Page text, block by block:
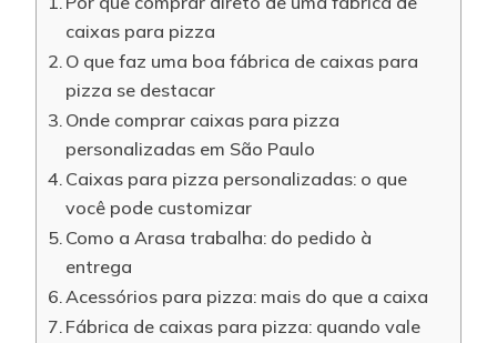
caixas para pizza
O que faz uma boa fábrica de caixas para
pizza se destacar
Onde comprar caixas para pizza
personalizadas em São Paulo
Caixas para pizza personalizadas: o que
você pode customizar
Como a Arasa trabalha: do pedido à
entrega
Acessórios para pizza: mais do que a caixa
Fábrica de caixas para pizza: quando vale